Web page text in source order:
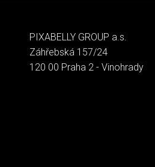
PIXABELLY GROUP a.s.
Záhřebská 157/24
120 00 Praha 2 - Vinohrady